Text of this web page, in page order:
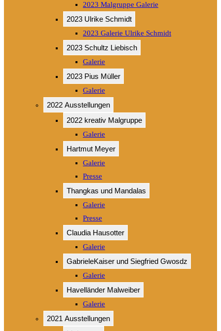
2023 Malgruppe Galerie
2023 Ulrike Schmidt
2023 Galerie Ulrike Schmidt
2023 Schultz Liebisch
Galerie
2023 Pius Müller
Galerie
2022 Ausstellungen
2022 kreativ Malgruppe
Galerie
Hartmut Meyer
Galerie
Presse
Thangkas und Mandalas
Galerie
Presse
Claudia Hausotter
Galerie
GabrieleKaiser und Siegfried Gwosdz
Galerie
Havelländer Malweiber
Galerie
2021 Ausstellungen